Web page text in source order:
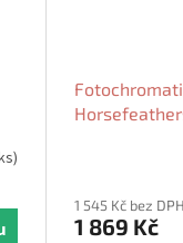
1 545 Kč bez DPH
1 869 Kč